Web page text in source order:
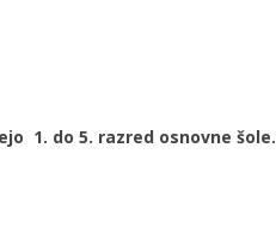
1. do 5. razred osnovne šole.